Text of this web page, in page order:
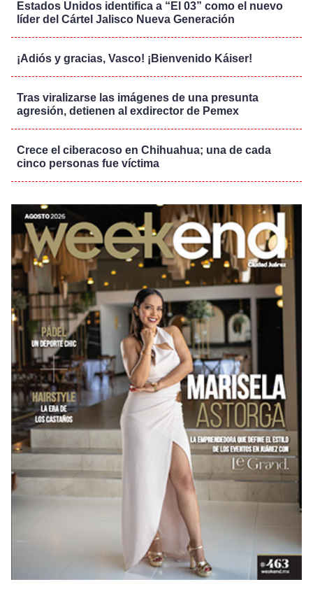
Estados Unidos identifica a “El 03” como el nuevo
líder del Cártel Jalisco Nueva Generación
¡Adiós y gracias, Vasco! ¡Bienvenido Káiser!
Tras viralizarse las imágenes de una presunta
agresión, detienen al exdirector de Pemex
Crece el ciberacoso en Chihuahua; una de cada
cinco personas fue víctima